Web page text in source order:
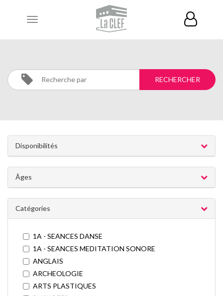
Toggle
CIRQUE
Activités
Disponibilités
Âges
Catégories
1A - SEANCES DANSE
1A - SEANCES MEDITATION SONORE
ANGLAIS
ARCHEOLOGIE
ARTS PLASTIQUES